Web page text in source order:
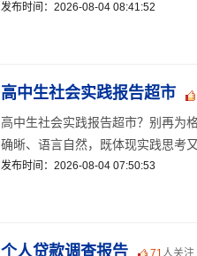
发布时间：2026-08-04 08:41:52
高中生社会实践报告超市
高中生社会实践报告超市？别再为
确晰、语言自然，既体现实践思考
发布时间：2026-08-04 07:50:53
个人贷款调查报告 71人关注